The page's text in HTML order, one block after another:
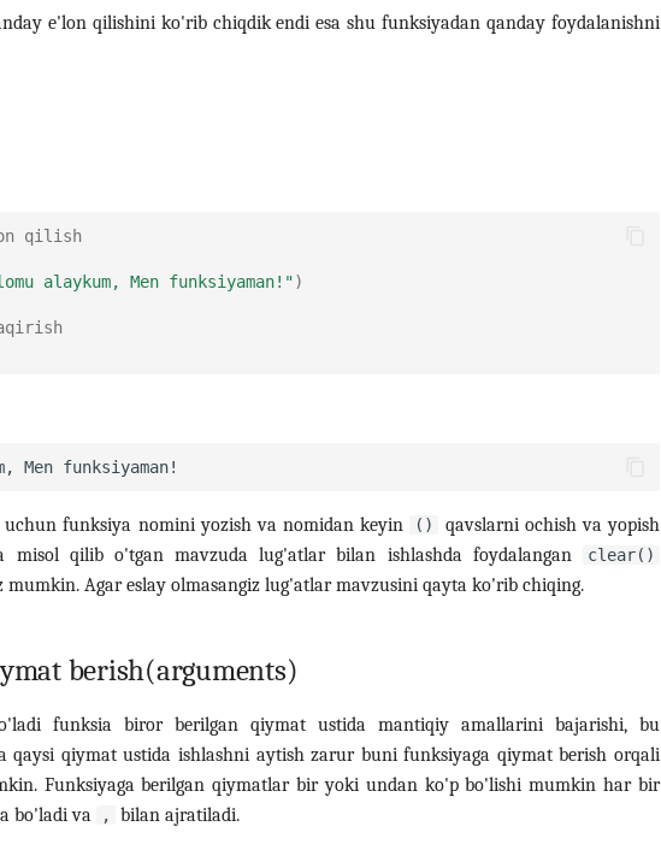
e'lon qilishini ko'rib chiqdik endi esa shu funksiyadan qanday foydalanishni
qilish
alaykum, Men funksiyaman!")
funksiya nomini yozish va nomidan keyin ()
qavslarni ochish va yopish
misol qilib o'tgan mavzuda lug'atlar bilan ishlashda foydalangan
clear()
Agar eslay olmasangiz lug'atlar mavzusini qayta ko'rib chiqing.
berish(arguments)
funksia biror berilgan qiymat ustida mantiqiy amallarini bajarishi, bu
qaysi qiymat ustida ishlashni aytish zarur buni funksiyaga qiymat berish orqali
Funksiyaga berilgan qiymatlar bir yoki undan ko'p bo'lishi mumkin har bir
bo'ladi va
, bilan ajratiladi.